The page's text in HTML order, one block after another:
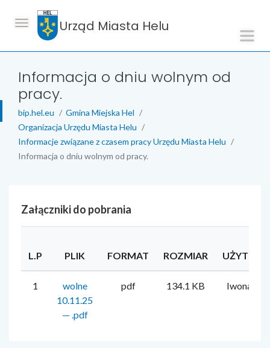
Urząd Miasta Helu
Informacja o dniu wolnym od
pracy.
bip.hel.eu
Gmina Miejska Hel
Organizacja Urzędu Miasta Helu
Informacje związane z czasem pracy Urzędu Miasta Helu
Informacja o dniu wolnym od pracy.
Załączniki do pobrania
L.P PLIK FORMAT ROZMIAR
1
wolne
10.11.25
— .pdf
pdf 134.1 KB Iwona